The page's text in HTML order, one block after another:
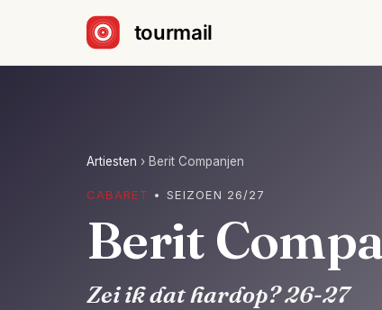
Artiesten › Berit Companjen
CABARET • SEIZOEN 26/27
Berit
Zei ik dat hardop? 26-27